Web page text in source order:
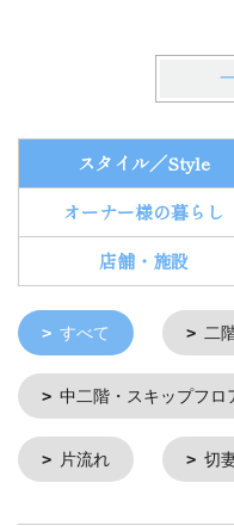
スタイル／Style
オーナー様の暮らし
店舗・施設
すべて 二
中二階・スキップフロ
片流れ 切